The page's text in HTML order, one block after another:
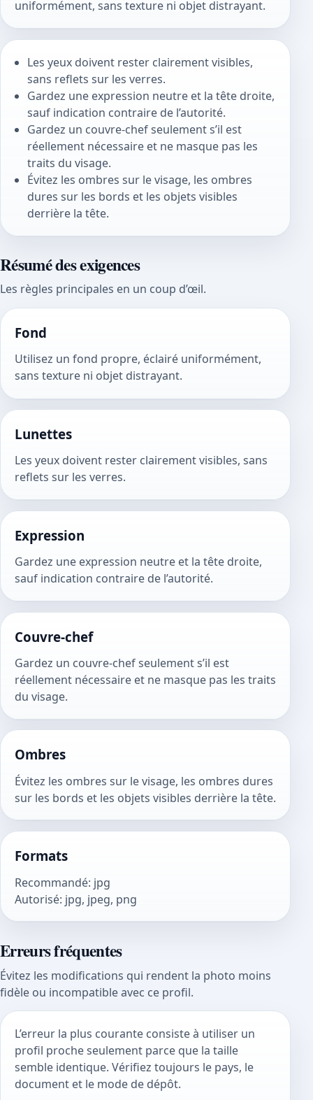
uniformément, sans texture ni objet distrayant.
Les yeux doivent rester clairement visibles,
sans reflets sur les verres.
Gardez une expression neutre et la tête droite,
sauf indication contraire de l’autorité.
Gardez un couvre-chef seulement s’il est
réellement nécessaire et ne masque pas les
traits du visage.
Évitez les ombres sur le visage, les ombres
dures sur les bords et les objets visibles
derrière la tête.
Résumé des exigences
Les règles principales en un coup d’œil.
Fond
Utilisez un fond propre, éclairé uniformément,
sans texture ni objet distrayant.
Lunettes
Les yeux doivent rester clairement visibles, sans
reflets sur les verres.
Expression
Gardez une expression neutre et la tête droite,
sauf indication contraire de l’autorité.
Couvre-chef
Gardez un couvre-chef seulement s’il est
réellement nécessaire et ne masque pas les traits
du visage.
Ombres
Évitez les ombres sur le visage, les ombres dures
sur les bords et les objets visibles derrière la tête.
Formats
Recommandé: jpg
Autorisé: jpg, jpeg, png
Erreurs fréquentes
Évitez les modifications qui rendent la photo moins
fidèle ou incompatible avec ce profil.
L’erreur la plus courante consiste à utiliser un
profil proche seulement parce que la taille
semble identique. Vérifiez toujours le pays, le
document et le mode de dépôt.